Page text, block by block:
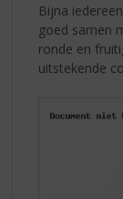
Bijna
goed samen
ronde en
uitstekende